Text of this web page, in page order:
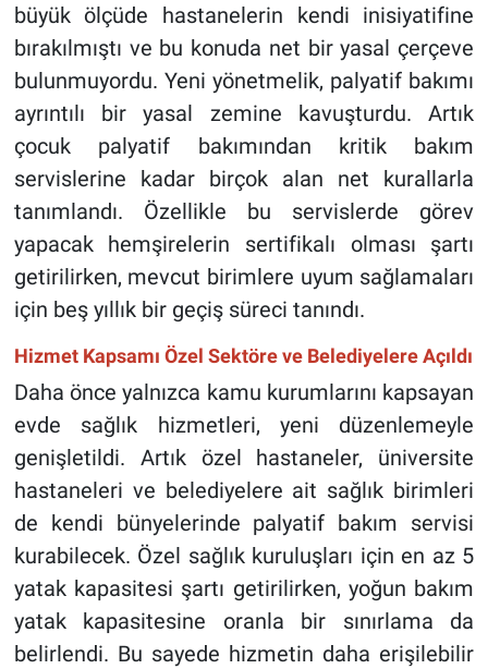
büyük ölçüde hastanelerin kendi inisiyatifine
bırakılmıştı ve bu konuda net bir yasal çerçeve
bulunmuyordu. Yeni yönetmelik, palyatif bakımı
ayrıntılı bir yasal zemine kavuşturdu. Artık
çocuk palyatif bakımından kritik bakım
servislerine kadar birçok alan net kurallarla
tanımlandı. Özellikle bu servislerde görev
yapacak hemşirelerin sertifikalı olması şartı
getirilirken, mevcut birimlere uyum sağlamaları
için beş yıllık bir geçiş süreci tanındı.
Hizmet Kapsamı Özel Sektöre ve Belediyelere Açıldı
Daha önce yalnızca kamu kurumlarını kapsayan
evde sağlık hizmetleri, yeni düzenlemeyle
genişletildi. Artık özel hastaneler, üniversite
hastaneleri ve belediyelere ait sağlık birimleri
de kendi bünyelerinde palyatif bakım servisi
kurabilecek. Özel sağlık kuruluşları için en az 5
yatak kapasitesi şartı getirilirken, yoğun bakım
yatak kapasitesine oranla bir sınırlama da
belirlendi. Bu sayede hizmetin daha erişilebilir